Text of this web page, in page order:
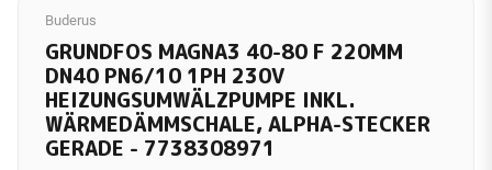
Buderus
GRUNDFOS MAGNA3 40-80 F 220MM
DN40 PN6/10 1PH 230V
HEIZUNGSUMWÄLZPUMPE INKL.
WÄRMEDÄMMSCHALE, ALPHA-STECKER
GERADE - 7738308971